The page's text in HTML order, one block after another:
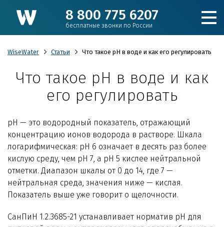
8 800 775 6207
бесплатные звонки по России
Каталог
Для коттеджа
Кулеры и пурифайеры
Для производства и ЖКХ
WiseWater Статьи Что такое pH в воде и как его регулировать
Что такое pH в воде и как
его регулировать
pH — это водородный показатель, отражающий
концентрацию ионов водорода в растворе. Шкала
логарифмическая: pH 6 означает в десять раз более
кислую среду, чем pH 7, а pH 5 кислее нейтральной
отметки. Диапазон шкалы от 0 до 14, где 7 —
нейтральная среда, значения ниже — кислая.
Показатель выше уже говорит о щелочности.
СанПиН 1.2.3685-21 устанавливает норматив pH для